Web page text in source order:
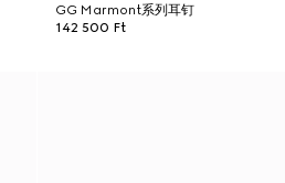
GG Marmont系列耳钉
142 500 Ft